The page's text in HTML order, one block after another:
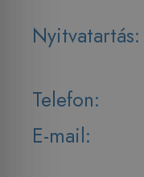
Nyitvatartás:
Telefon:
E-mail: